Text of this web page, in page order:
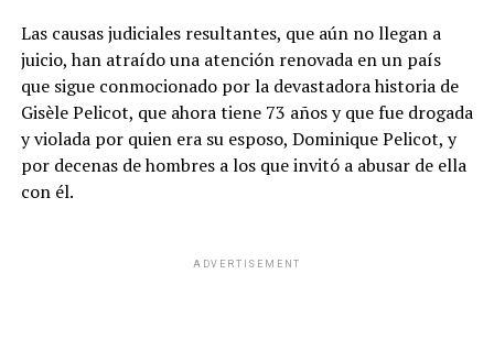
Las causas judiciales resultantes, que aún no llegan a
juicio, han atraído una atención renovada en un país
que sigue conmocionado por la devastadora historia de
Gisèle Pelicot, que ahora tiene 73 años y que fue drogada
y violada por quien era su esposo, Dominique Pelicot, y
por decenas de hombres a los que invitó a abusar de ella
con él.
ADVERTISEMENT